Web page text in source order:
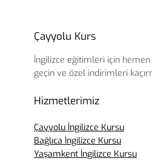
Çayyolu Kurs
İngilizce eğitimleri için
geçin ve özel indirimleri
Hizmetlerimiz
Çayyolu İngilizce Kursu
Bağlıca İngilizce Kursu
Yaşamkent İngilizce Kursu